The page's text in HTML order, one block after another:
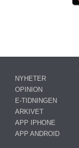
NYHETER
OPINION
E-TIDNINGEN
ARKIVET
APP IPHONE
APP ANDROID